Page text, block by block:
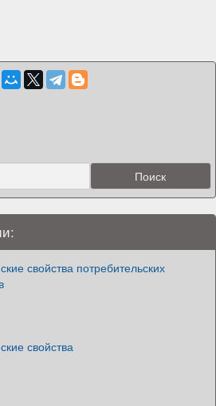
свойства потребительских
свойства